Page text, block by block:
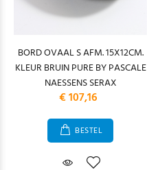
BORD OVAAL S AFM. 15X12CM.
KLEUR BRUIN PURE BY PASCALE
NAESSENS SERAX
€ 107,16
BESTEL